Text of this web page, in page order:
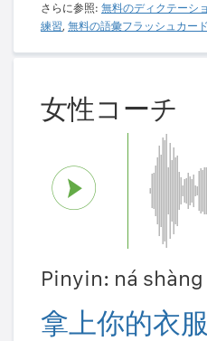
さらに参照: 無料のディクテーシ
練習, 無料の語彙フラッシュカード
女性コーチ
Pinyin: ná shàng
拿上你的衣服